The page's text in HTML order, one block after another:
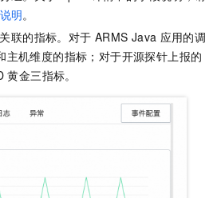
明。
关联的指标。对于 ARMS Java 应用的调
主机维度的指标；对于开源探针上报的
黄金三指标。